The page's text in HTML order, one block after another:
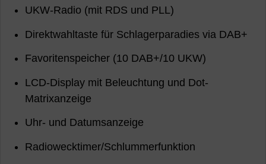
UKW-Radio (mit RDS und PLL)
Direktwahltaste für Schlagerparadies via DAB+
Favoritenspeicher (10 DAB+/10 UKW)
LCD-Display mit Beleuchtung und Dot-
Matrixanzeige
Uhr- und Datumsanzeige
Radiowecktimer/Schlummerfunktion